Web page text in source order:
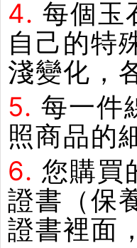
4. 每個玉
自己的特
淺變化，
5. 每一件
照商品的
6. 您購買
證書（保
證書裡面